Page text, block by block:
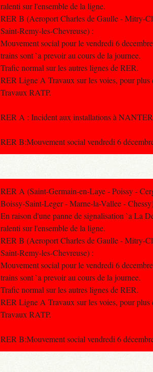
ralenti sur l'ensemble de la ligne.
RER B (Aeroport Charles de Gaulle - Mitry-
Saint-Remy-les-Chevreuse) :
Mouvement social pour le vendredi 6
trains sont `a prevoir au cours de la journee.
Trafic normal sur les autres lignes de RER.
RER Ligne A Travaux sur les voies, pour
Travaux RATP.
RER A : Incident aux installations à
RER B:Mouvement social vendredi 6
RER A (Saint-Germain-en-Laye - Poissy -
Boissy-Saint-Leger - Marne-la-Vallee -
En raison d'une panne de signalisation `a La
ralenti sur l'ensemble de la ligne.
RER B (Aeroport Charles de Gaulle - Mitry-
Saint-Remy-les-Chevreuse) :
Mouvement social pour le vendredi 6
trains sont `a prevoir au cours de la journee.
Trafic normal sur les autres lignes de RER.
RER Ligne A Travaux sur les voies, pour
Travaux RATP.
RER B:Mouvement social vendredi 6